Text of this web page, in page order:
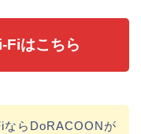
Fiはこちら
ならDoRACOONが